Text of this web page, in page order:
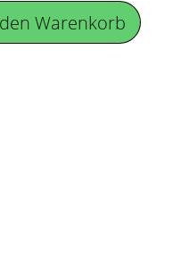
Warenkorb